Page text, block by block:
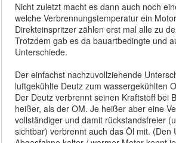
Nicht zuletzt macht es dann auch noch
welche Verbrennungstemperatur ein
Direkteinspritzer zählen erst mal alle zu
Trotzdem gab es da bauartbedingte und
Unterschiede.
Der einfachst nachzuvollziehende
luftgekühlte Deutz zum wassergekühlten
Der Deutz verbrennt seinen Kraftstoff bei
heißer, als der OM. Je heißer aber eine
vollständiger und damit rückstandsfreier
sichtbar) verbrennt auch das Öl mit. (Den